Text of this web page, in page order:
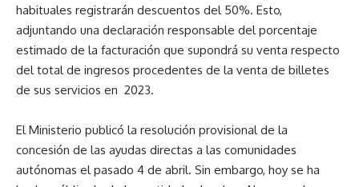
habituales registrarán descuentos del 50%. Esto,
adjuntando una declaración responsable del porcentaje
estimado de la facturación que supondrá su venta respecto
del total de ingresos procedentes de la venta de billetes
de sus servicios en 2023.
El Ministerio publicó la resolución provisional de la
concesión de las ayudas directas a las comunidades
autónomas el pasado 4 de abril. Sin embargo, hoy se ha